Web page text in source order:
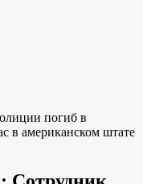
погиб в
в американском штате